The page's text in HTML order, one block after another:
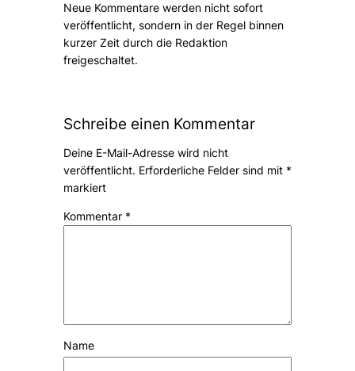
Neue Kommentare werden nicht sofort
veröffentlicht, sondern in der Regel binnen
kurzer Zeit durch die Redaktion
freigeschaltet.
Schreibe einen Kommentar
Deine E-Mail-Adresse wird nicht
veröffentlicht. Erforderliche Felder sind mit *
markiert
Kommentar *
Name